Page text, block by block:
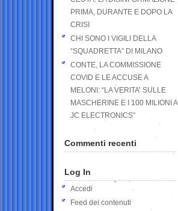
PRIMA, DURANTE E DOPO LA
CRISI
CHI SONO I VIGILI DELLA
“SQUADRETTA” DI MILANO
CONTE, LA COMMISSIONE
COVID E LE ACCUSE A
MELONI: “LA VERITA’ SULLE
MASCHERINE E I 100 MILIONI A
JC ELECTRONICS”
Commenti recenti
Log In
Accedi
Feed dei contenuti